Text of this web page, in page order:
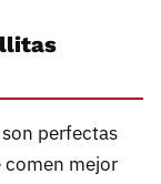
son perfectas
comen mejor